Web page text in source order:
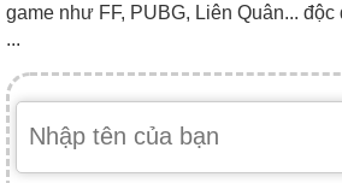
game như FF, PUBG, Liên Quân... độc
...